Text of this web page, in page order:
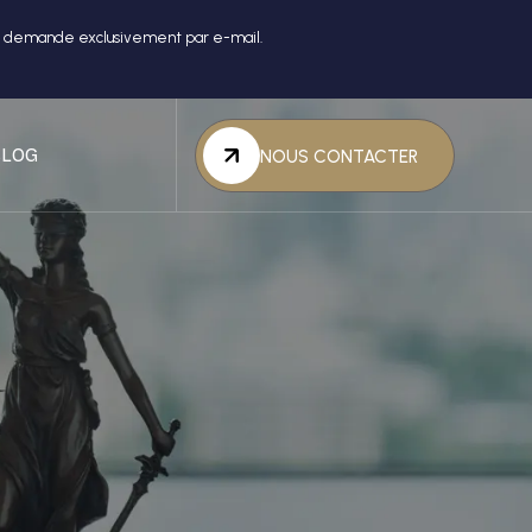
demande exclusivement par e-mail.
NOUS CONTACTER